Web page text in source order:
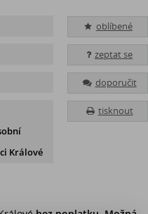
oblíbené
zeptat se
doporučit
tisknout
Králové